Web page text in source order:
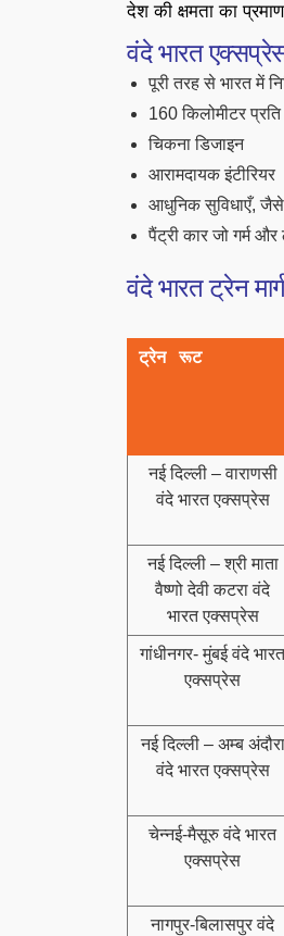
देश की क्षमता का
वंदे भारत
पूरी तरह से भारत में
160 किलोमीटर
चिकना डिजाइन
आरामदायक इंटीरियर
आधुनिक सुविधाएँ, जैसे
पैंट्री कार जो गर्म
वंदे भारत ट्रेन
ट्रेन रूट
नई दिल्ली – वाराणसी
वंदे भारत एक्सप्रेस
नई दिल्ली – श्री माता
वैष्णो देवी कटरा वंदे
भारत एक्सप्रेस
गांधीनगर- मुंबई वंदे भारत
एक्सप्रेस
नई दिल्ली – अम्ब अंदौरा
वंदे भारत एक्सप्रेस
चेन्नई-मैसूरु वंदे भारत
एक्सप्रेस
नागपुर-बिलासपुर वंदे